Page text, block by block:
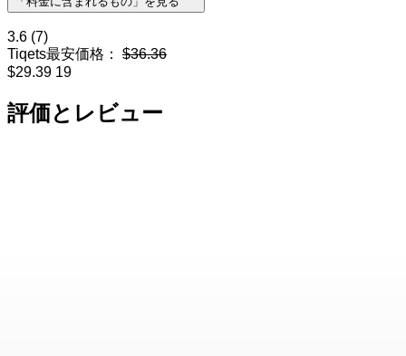
3.6 (7)
Tiqets最安価格： $36.36
$29.39 19
評価とレビュー